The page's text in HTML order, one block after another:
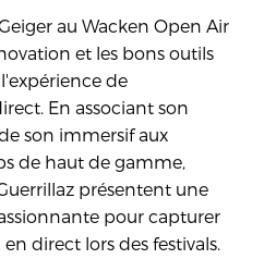
au Wacken Open Air
et les bons outils
de
En associant son
son immersif aux
de haut de gamme,
présentent une
pour capturer
direct lors des festivals.